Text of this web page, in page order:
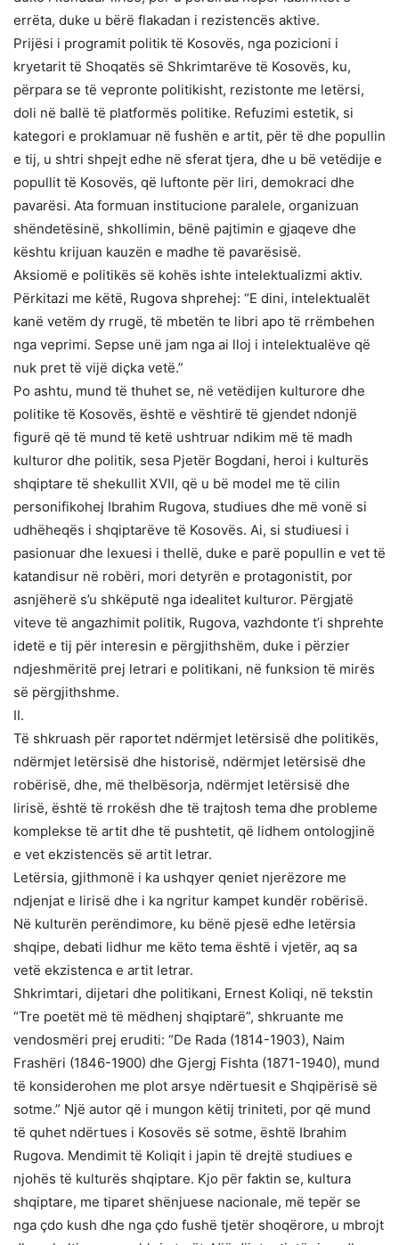
errëta, duke u bërë flakadan i rezistencës aktive.
Prijësi i programit politik të Kosovës, nga pozicioni i
kryetarit të Shoqatës së Shkrimtarëve të Kosovës, ku,
përpara se të vepronte politikisht, rezistonte me letërsi,
doli në ballë të platformës politike. Refuzimi estetik, si
kategori e proklamuar në fushën e artit, për të dhe popullin
e tij, u shtri shpejt edhe në sferat tjera, dhe u bë vetëdije e
popullit të Kosovës, që luftonte për liri, demokraci dhe
pavarësi. Ata formuan institucione paralele, organizuan
shëndetësinë, shkollimin, bënë pajtimin e gjaqeve dhe
kështu krijuan kauzën e madhe të pavarësisë.
Aksiomë e politikës së kohës ishte intelektualizmi aktiv.
Përkitazi me këtë, Rugova shprehej: “E dini, intelektualët
kanë vetëm dy rrugë, të mbetën te libri apo të rrëmbehen
nga veprimi. Sepse unë jam nga ai lloj i intelektualëve që
nuk pret të vijë diçka vetë.”
Po ashtu, mund të thuhet se, në vetëdijen kulturore dhe
politike të Kosovës, është e vështirë të gjendet ndonjë
figurë që të mund të ketë ushtruar ndikim më të madh
kulturor dhe politik, sesa Pjetër Bogdani, heroi i kulturës
shqiptare të shekullit XVII, që u bë model me të cilin
personifikohej Ibrahim Rugova, studiues dhe më vonë si
udhëheqës i shqiptarëve të Kosovës. Ai, si studiuesi i
pasionuar dhe lexuesi i thellë, duke e parë popullin e vet të
katandisur në robëri, mori detyrën e protagonistit, por
asnjëherë s’u shkëputë nga idealitet kulturor. Përgjatë
viteve të angazhimit politik, Rugova, vazhdonte t’i shprehte
idetë e tij për interesin e përgjithshëm, duke i përzier
ndjeshmëritë prej letrari e politikani, në funksion të mirës
së përgjithshme.
II.
Të shkruash për raportet ndërmjet letërsisë dhe politikës,
ndërmjet letërsisë dhe historisë, ndërmjet letërsisë dhe
robërisë, dhe, më thelbësorja, ndërmjet letërsisë dhe
lirisë, është të rrokësh dhe të trajtosh tema dhe probleme
komplekse të artit dhe të pushtetit, që lidhem ontologjinë
e vet ekzistencës së artit letrar.
Letërsia, gjithmonë i ka ushqyer qeniet njerëzore me
ndjenjat e lirisë dhe i ka ngritur kampet kundër robërisë.
Në kulturën perëndimore, ku bënë pjesë edhe letërsia
shqipe, debati lidhur me këto tema është i vjetër, aq sa
vetë ekzistenca e artit letrar.
Shkrimtari, dijetari dhe politikani, Ernest Koliqi, në tekstin
“Tre poetët më të mëdhenj shqiptarë”, shkruante me
vendosmëri prej eruditi: “De Rada (1814-1903), Naim
Frashëri (1846-1900) dhe Gjergj Fishta (1871-1940), mund
të konsiderohen me plot arsye ndërtuesit e Shqipërisë së
sotme.” Një autor që i mungon këtij triniteti, por që mund
të quhet ndërtues i Kosovës së sotme, është Ibrahim
Rugova. Mendimit të Koliqit i japin të drejtë studiues e
njohës të kulturës shqiptare. Kjo për faktin se, kultura
shqiptare, me tiparet shënjuese nacionale, më tepër se
nga çdo kush dhe nga çdo fushë tjetër shoqërore, u mbrojt